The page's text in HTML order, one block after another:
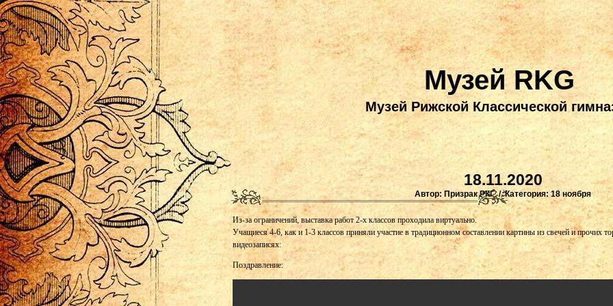
Музей RKG
Музей Рижской Классической
18.11.2020
Автор: Призрак РКГ / Категория: 18 ноября
Из-за ограничений, выставка работ 2-х классов проходила виртуально.
Учащиеся 4-6, как и 1-3 классов приняли участие в традиционном составлении картины из свечей и прочих
видеозаписях:
Поздравление: